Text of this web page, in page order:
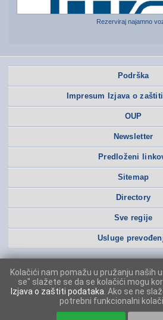
Rezerviraj najamno
Podrška
Impresum Izjava o
OUP
Newsletter
Predloženi
Sitemap
Directory
Sve regije
Usluge
Kolačići nam pomažu u pružanju naših
se" slažete se da se kolačići mogu
Izjava o zaštiti podataka . Ako se ne
potrebni funkcionalni